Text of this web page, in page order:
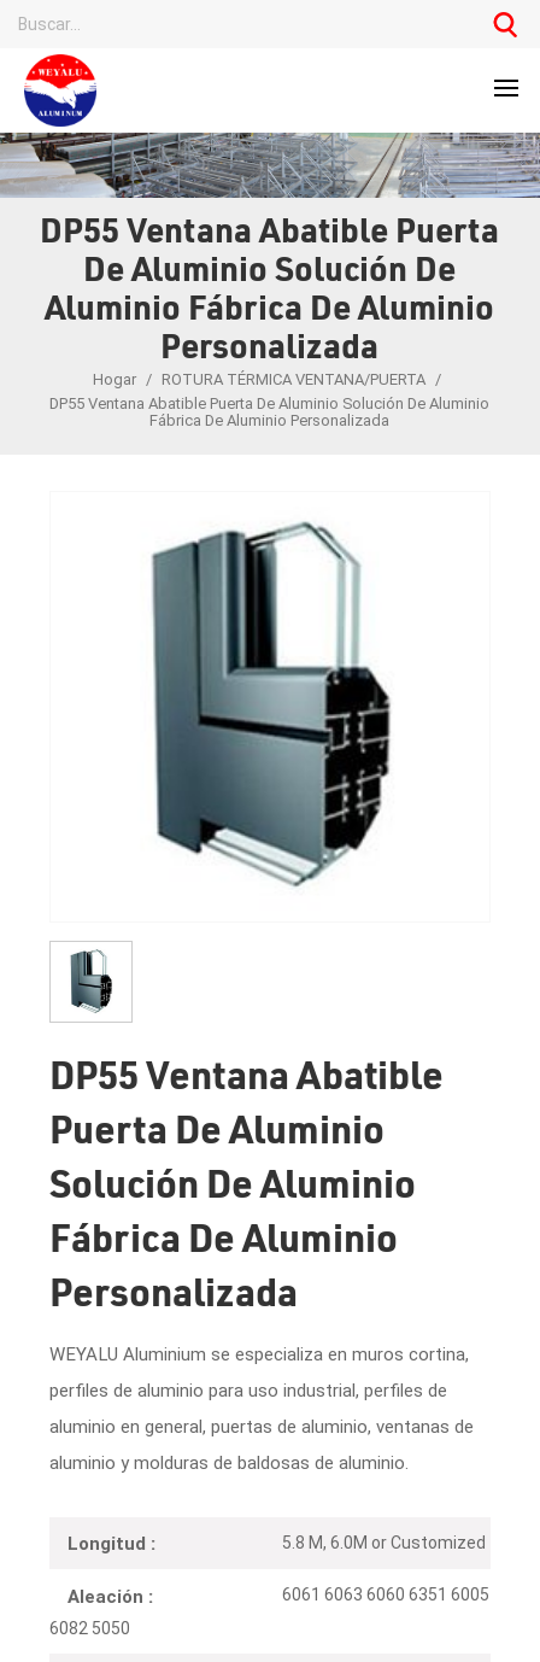
DP55 Ventana Abatible Puerta
De Aluminio Solución De
Aluminio Fábrica De Aluminio
Personalizada
Hogar / ROTURA TÉRMICA VENTANA/PUERTA /
DP55 Ventana Abatible Puerta De Aluminio Solución De Aluminio
Fábrica De Aluminio Personalizada
DP55 Ventana Abatible
Puerta De Aluminio
Solución De Aluminio
Fábrica De Aluminio
Personalizada
WEYALU Aluminium se especializa en muros cortina,
perfiles de aluminio para uso industrial, perfiles de
aluminio en general, puertas de aluminio, ventanas de
aluminio y molduras de baldosas de aluminio.
Longitud : 5.8 M, 6.0M or Customized
Aleación :
6061 6063 6060 6351 6005
6082 5050